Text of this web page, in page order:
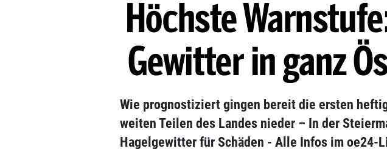
Höchste
Gewitter in ganz
Wie prognostiziert gingen bereit die ersten
weiten Teilen des Landes nieder – In der
Hagelgewitter für Schäden - Alle Infos im oe24-